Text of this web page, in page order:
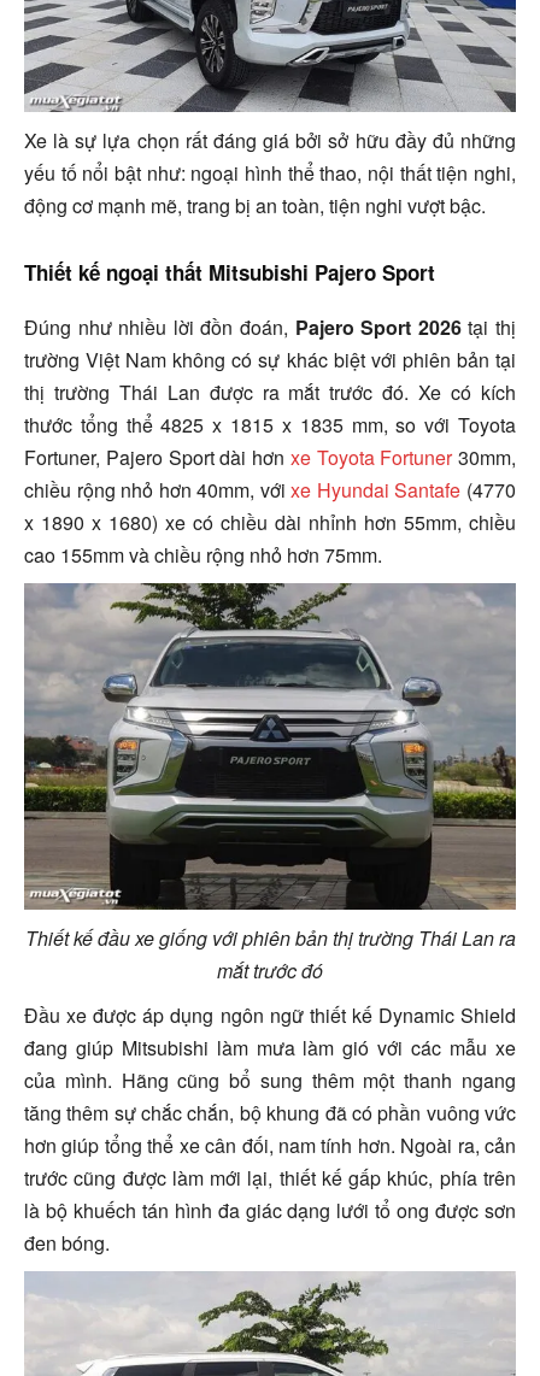
Xe là sự lựa chọn rất đáng giá bởi sở hữu đầy đủ những
yếu tố nổi bật như: ngoại hình thể thao, nội thất tiện nghi,
động cơ mạnh mẽ, trang bị an toàn, tiện nghi vượt bậc.
Thiết kế ngoại thất Mitsubishi Pajero Sport
Đúng như nhiều lời đồn đoán, Pajero Sport 2026tại thị
trường Việt Nam không có sự khác biệt với phiên bản tại
thị trường Thái Lan được ra mắt trước đó. Xe có kích
thước tổng thể4825 x 1815 x 1835 mm, so với Toyota
Fortuner, Pajero Sport dài hơn xe Toyota Fortuner30mm,
chiều rộng nhỏ hơn 40mm, vớixe Hyundai Santafe (4770
x 1890 x 1680) xe có chiều dài nhỉnh hơn 55mm, chiều
cao 155mm và chiều rộng nhỏ hơn 75mm.
Thiết kế đầu xe giống với phiên bản thị trường Thái Lan ra
mắt trước đó
Đầu xe được áp dụng ngôn ngữ thiết kế Dynamic Shield
đang giúp Mitsubishi làm mưa làm gió với các mẫu xe
của mình. Hãng cũng bổ sung thêm một thanh ngang
tăng thêm sự chắc chắn, bộ khung đã có phần vuông vức
hơn giúp tổng thể xe cân đối, nam tính hơn. Ngoài ra, cản
trước cũng được làm mới lại, thiết kế gấp khúc, phía trên
là bộ khuếch tán hình đa giác dạng lưới tổ ong được sơn
đen bóng.